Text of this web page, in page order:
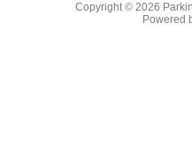
Copyright © 2026
Powered